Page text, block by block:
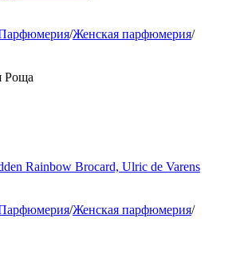
/Женская парфюмерия/
Роща
Rainbow Brocard, Ulric de Varens
/Женская парфюмерия/